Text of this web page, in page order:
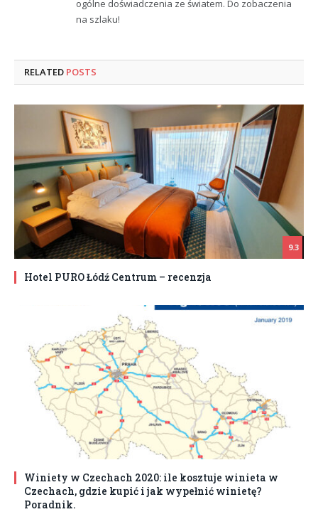
ogólne doświadczenia ze światem. Do zobaczenia
na szlaku!
RELATED POSTS
9.3
Hotel PURO Łódź Centrum – recenzja
Winiety w Czechach 2020: ile kosztuje winieta w
Czechach, gdzie kupić i jak wypełnić winietę?
Poradnik.